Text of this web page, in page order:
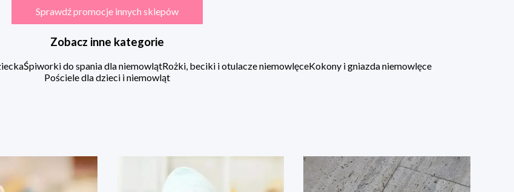
Sprawdź promocje innych sklepów
Zobacz inne kategorie
Śpiworki do spania dla niemowlątRożki, beciki i otulacze niemowlęceKokony i gniazda niemowlęce
Pościele dla dzieci i niemowląt